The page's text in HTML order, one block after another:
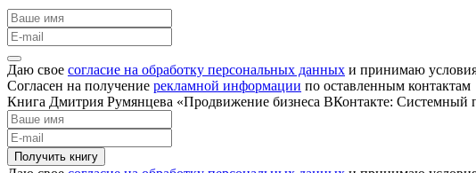
Даю свое согласие на обработку персональных данных и принимаю
Согласен на получение рекламной информации по оставленным контактам
Книга Дмитрия Румянцева «Продвижение бизнеса ВКонтакте: Системный
Получить книгу